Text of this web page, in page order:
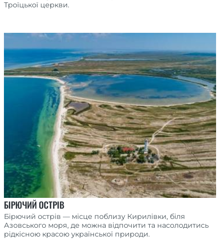
Троїцької церкви.
БІРЮЧИЙ ОСТРІВ
Бірючий острів — місце поблизу Кирилівки, біля
Азовського моря, де можна відпочити та насолодитись
рідкісною красою української природи.